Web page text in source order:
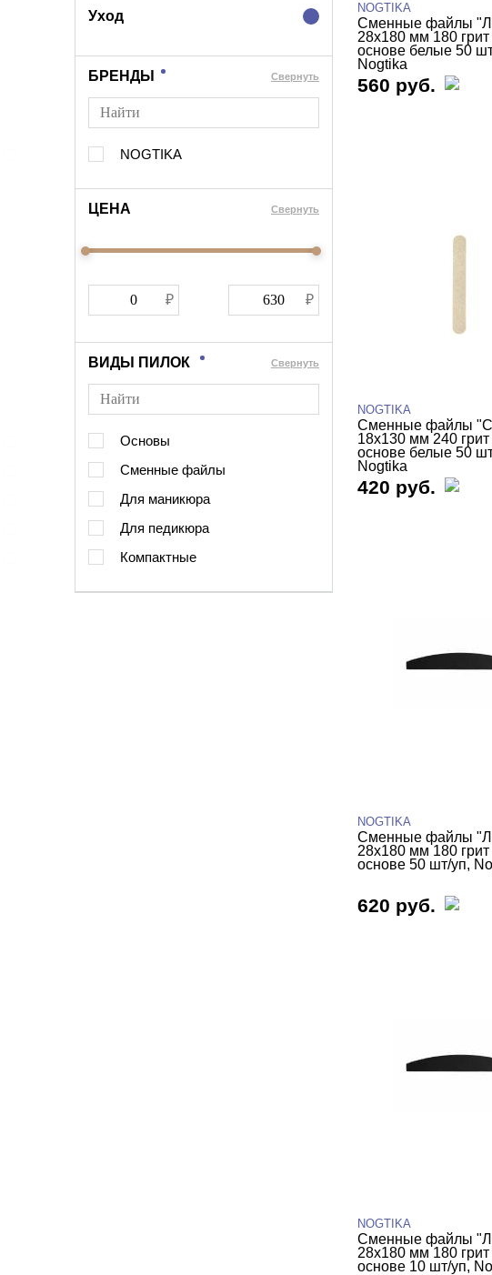
Уход
БРЕНДЫ Cвернуть
NOGTIKA
ЦЕНА Cвернуть
ВИДЫ ПИЛОК Cвернуть
Основы
Сменные файлы
Для маникюра
Для педикюра
Компактные
NOGTIKA
Сменные файлы
28х180 мм 180 грит
основе белые 50
Nogtika
560 руб.
NOGTIKA
Сменные файлы
18х130 мм 240 грит
основе белые 50
Nogtika
420 руб.
NOGTIKA
Сменные файлы
28х180 мм 180 грит
основе 50 шт/уп,
620 руб.
NOGTIKA
Сменные файлы
28х180 мм 180 грит
основе 10 шт/уп,